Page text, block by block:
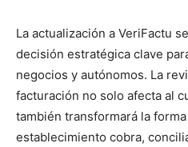
La actualización a VeriFactu
decisión estratégica clave
negocios y autónomos. La
facturación no solo afecta al
también transformará la
establecimiento cobra,